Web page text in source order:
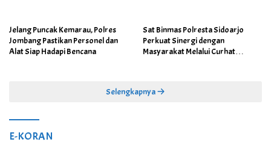
Jelang Puncak Kemarau, Polres
Jombang Pastikan Personel dan
Alat Siap Hadapi Bencana
Sat Binmas Polresta Sidoarjo
Perkuat Sinergi dengan
Masyarakat Melalui Curhat
Selengkapnya
E-KORAN